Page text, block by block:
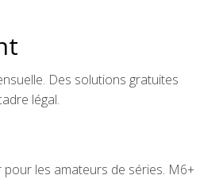
Des solutions gratuites
légal.
les amateurs de séries. M6+